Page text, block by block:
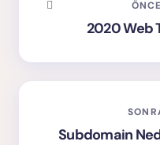
2020 Web
Subdomain